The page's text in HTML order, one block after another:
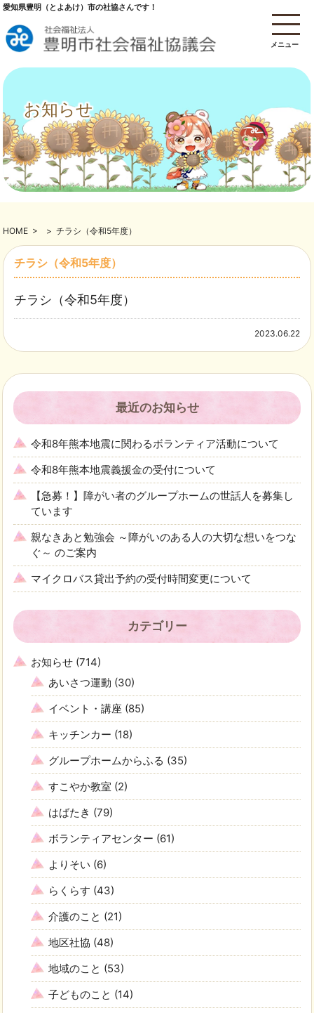
メニュー
愛知県豊明（とよあけ）市の社協さんです！
お知らせ
HOME > > チラシ（令和5年度）
チラシ（令和5年度）
チラシ（令和5年度）
2023.06.22
最近のお知らせ
令和8年熊本地震に関わるボランティア活動について
令和8年熊本地震義援金の受付について
【急募！】障がい者のグループホームの世話人を募集し
ています
親なきあと勉強会 ～障がいのある人の大切な想いをつな
ぐ～ のご案内
マイクロバス貸出予約の受付時間変更について
カテゴリー
お知らせ (714)
あいさつ運動 (30)
イベント・講座 (85)
キッチンカー (18)
グループホームからふる (35)
すこやか教室 (2)
はばたき (79)
ボランティアセンター (61)
よりそい (6)
らくらす (43)
介護のこと (21)
地区社協 (48)
地域のこと (53)
子どものこと (14)